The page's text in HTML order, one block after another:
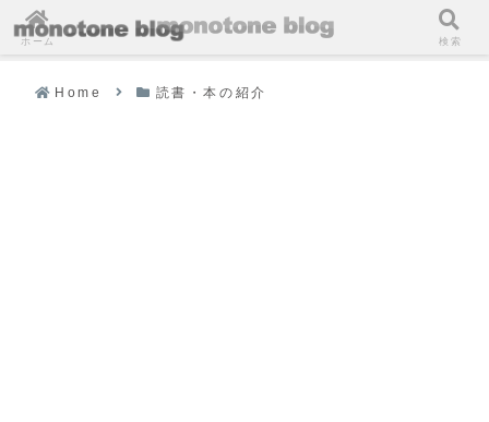
Home 読書・本の紹介
ホーム 検索